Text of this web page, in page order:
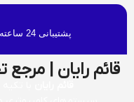
پشتیبانی 24 ساعته
قائم رایان |